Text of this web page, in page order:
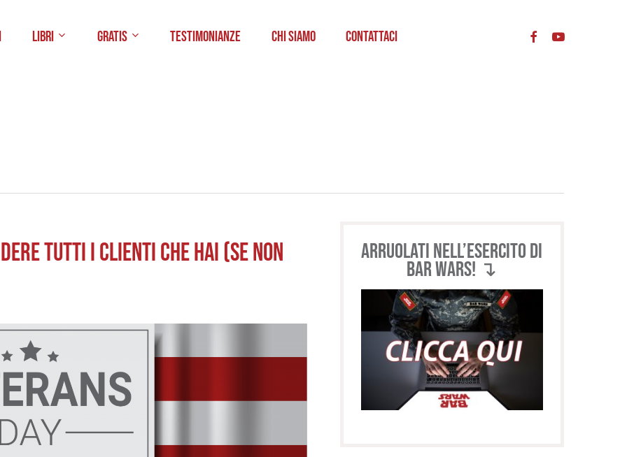
Libri Gratis Testimonianze Chi Siamo Contattaci
TUTTI I CLIENTI CHE HAI (SE NON
Arruolati nell’esercito di
BAR WARS! ↴